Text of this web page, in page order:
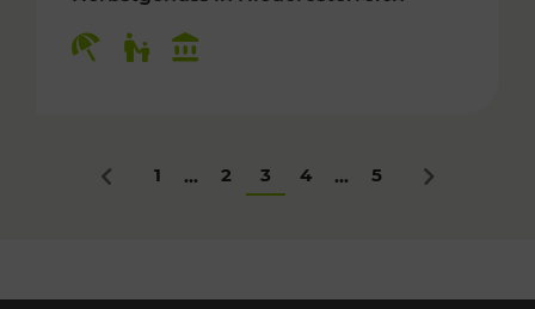
Zurück
1 ... 2 3 4 ... 5 Nächstes